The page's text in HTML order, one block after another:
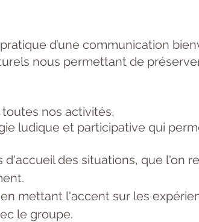
d’une communication
nous permettant de
toutes nos activités,
ludique et participative qui
des situations, que l'on
mettant l'accent sur les
le groupe.